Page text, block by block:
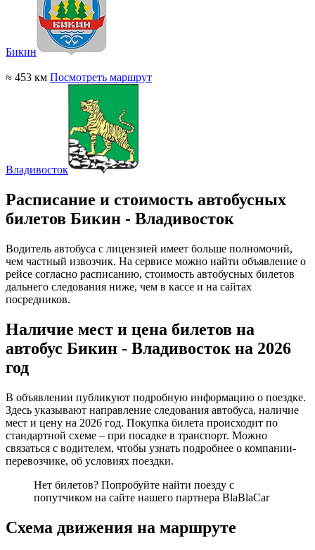
Бикин
≈ 453 км Посмотреть маршрут
Владивосток
Расписание и стоимость автобусных
билетов Бикин - Владивосток
Водитель автобуса с лицензией имеет больше полномочий,
чем частный извозчик. На сервисе можно найти объявление о
рейсе согласно расписанию, стоимость автобусных билетов
дальнего следования ниже, чем в кассе и на сайтах
посредников.
Наличие мест и цена билетов на
автобус Бикин - Владивосток на 2026
год
В объявлении публикуют подробную информацию о поездке.
Здесь указывают направление следования автобуса, наличие
мест и цену на 2026 год. Покупка билета происходит по
стандартной схеме – при посадке в транспорт. Можно
связаться с водителем, чтобы узнать подробнее о компании-
перевозчике, об условиях поездки.
Нет билетов? Попробуйте найти поезду с
попутчиком на сайте нашего партнера BlaBlaCar
Схема движения на маршруте